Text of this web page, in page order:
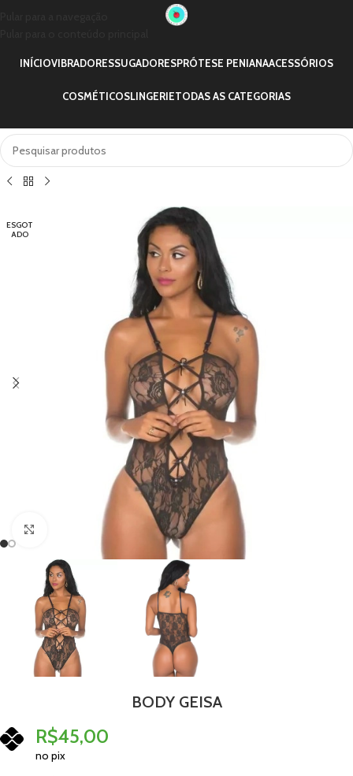
INÍCIOVIBRADORESSUGADORESPRÓTESE PENIANAACESSÓRIOS
COSMÉTICOSLINGERIETODAS AS CATEGORIAS
ESGOT
ADO
Clique para ampliar
BODY GEISA
R$45,00
no pix